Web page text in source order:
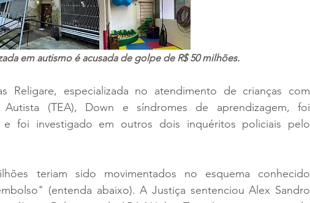
em autismo é acusada de golpe de R$ 50 milhões.
especializada no atendimento de crianças com
(TEA), Down e síndromes de aprendizagem, foi
foi investigado em outros dois inquéritos policiais pelo
teriam sido movimentados no esquema conhecido
(entenda abaixo). A Justiça sentenciou Alex Sandro